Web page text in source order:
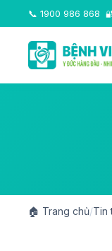
📞 1900 986 868
🏠 Trang chủ/Tin